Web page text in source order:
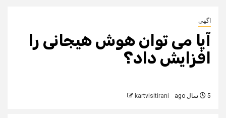
اگهی
آیا می‌ توان هوش هیجانی را
افزایش داد؟
5 سال ago kartvisitirani